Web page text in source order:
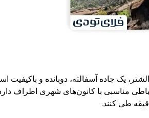
یک جاده آسفالته، دوبانده و
مناسبی با کانون‌های شهری اطراف